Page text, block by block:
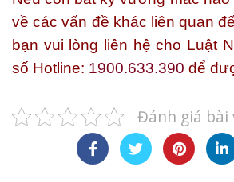
về các vấn đề khác liên quan
bạn vui lòng liên hệ cho Luật
số Hotline: 1900.633.390 để
Đánh giá bài